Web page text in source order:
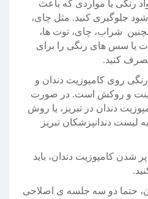
رنگی یا مواردی که باعث
جلوگیری کنید. مثل چای،
شراب، چای، توت ها،
یا سس های رنگی را برای
کنید.
روی کامپوزیت دندان و
لمینت و روکش است. در صورت
دندان در تبریز، یا روش
لیست دندانپزشکان تبریز
کامپوزیت دندان، باید
حتما دو سه جلسه ی اصلاحی